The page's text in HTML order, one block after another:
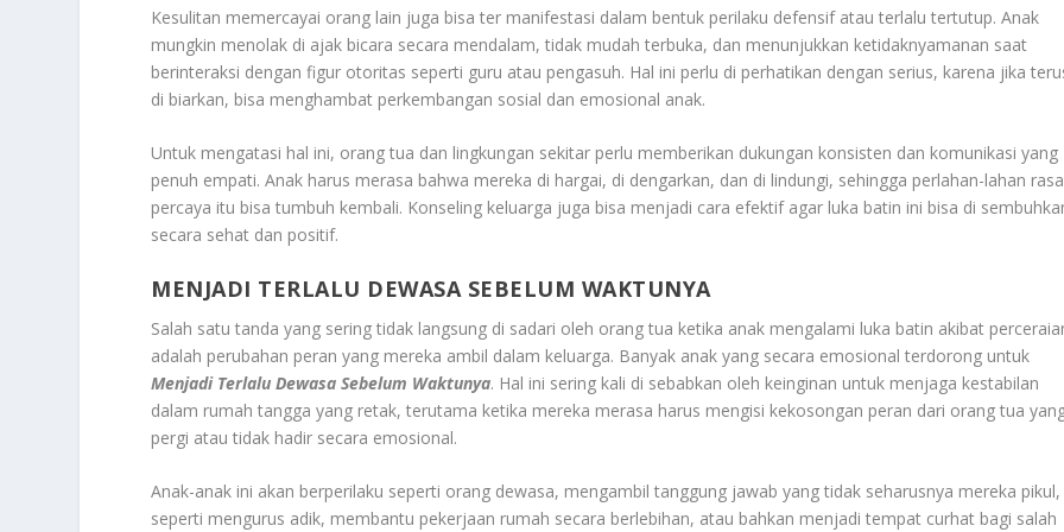
Kesulitan memercayai orang lain juga bisa ter manifestasi dalam bentuk perilaku defensif atau terlalu tertutup. Anak
mungkin menolak di ajak bicara secara mendalam, tidak mudah terbuka, dan menunjukkan ketidaknyamanan saat
berinteraksi dengan figur otoritas seperti guru atau pengasuh. Hal ini perlu di perhatikan dengan serius, karena jika
di biarkan, bisa menghambat perkembangan sosial dan emosional anak.
Untuk mengatasi hal ini, orang tua dan lingkungan sekitar perlu memberikan dukungan konsisten dan komunikasi yang
penuh empati. Anak harus merasa bahwa mereka di hargai, di dengarkan, dan di lindungi, sehingga perlahan-lahan rasa
percaya itu bisa tumbuh kembali. Konseling keluarga juga bisa menjadi cara efektif agar luka batin ini bisa di
secara sehat dan positif.
MENJADI TERLALU DEWASA SEBELUM WAKTUNYA
Salah satu tanda yang sering tidak langsung di sadari oleh orang tua ketika anak mengalami luka batin akibat
adalah perubahan peran yang mereka ambil dalam keluarga. Banyak anak yang secara emosional terdorong untuk
Menjadi Terlalu Dewasa Sebelum Waktunya. Hal ini sering kali di sebabkan oleh keinginan untuk menjaga kestabilan
dalam rumah tangga yang retak, terutama ketika mereka merasa harus mengisi kekosongan peran dari orang tua
pergi atau tidak hadir secara emosional.
Anak-anak ini akan berperilaku seperti orang dewasa, mengambil tanggung jawab yang tidak seharusnya mereka pikul,
seperti mengurus adik, membantu pekerjaan rumah secara berlebihan, atau bahkan menjadi tempat curhat bagi salah